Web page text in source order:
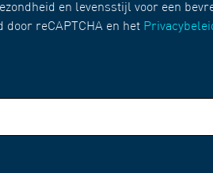
en levensstijl voor een
door reCAPTCHA en het